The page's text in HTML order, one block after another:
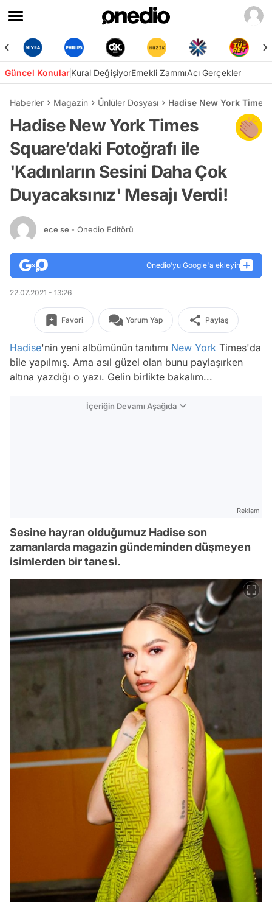
Güncel KonularKural DeğişiyorEmekli ZammıAcı Gerçekler
Haberler Magazin Ünlüler Dosyası Hadise New York Times
Hadise New York Times
Square’daki Fotoğrafı ile
'Kadınların Sesini Daha Çok
Duyacaksınız' Mesajı Verdi!
ece se - Onedio Editörü
Onedio’yu Google'a ekleyin
22.07.2021 - 13:26
Favori Yorum Yap Paylaş
Hadise'nin yeni albümünün tanıtımı New York Times'da
bile yapılmış. Ama asıl güzel olan bunu paylaşırken
altına yazdığı o yazı. Gelin birlikte bakalım...
İçeriğin Devamı Aşağıda
Reklam
Sesine hayran olduğumuz Hadise son
zamanlarda magazin gündeminden düşmeyen
isimlerden bir tanesi.